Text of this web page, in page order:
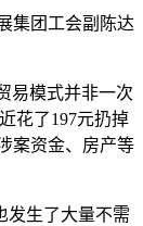
集团工会副陈达
易模式并非一次
花了197元扔掉
案资金、房产等
发生了大量不需